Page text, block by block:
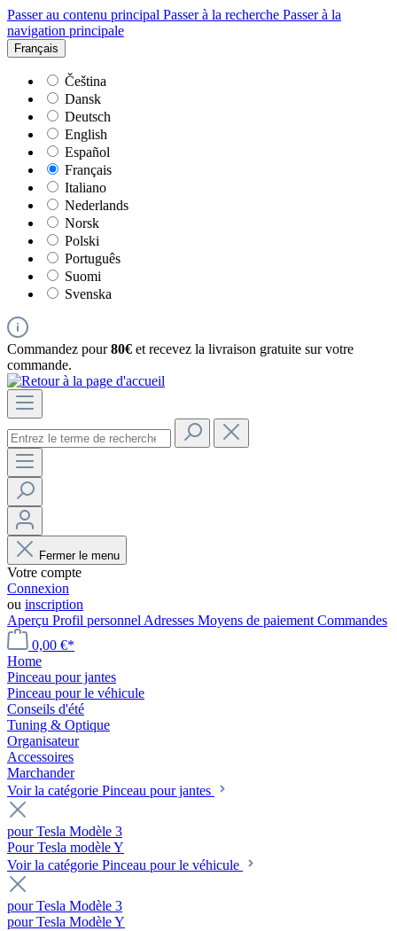
Passer au contenu principal Passer à la recherche Passer à la
navigation principale
Français
Čeština
Dansk
Deutsch
English
Español
Français
Italiano
Nederlands
Norsk
Polski
Português
Suomi
Svenska
Commandez pour80€ et recevez la livraison gratuite sur votre
commande.
Fermer le menu
Votre compte
Connexion
ou inscription
Aperçu Profil personnel Adresses Moyens de paiement Commandes
0,00 €*
Home
Pinceau pour jantes
Pinceau pour le véhicule
Conseils d'été
Tuning & Optique
Organisateur
Accessoires
Marchander
Voir la catégorie Pinceau pour jantes
pour Tesla Modèle 3
Pour Tesla modèle Y
Voir la catégorie Pinceau pour le véhicule
pour Tesla Modèle 3
pour Tesla Modèle Y